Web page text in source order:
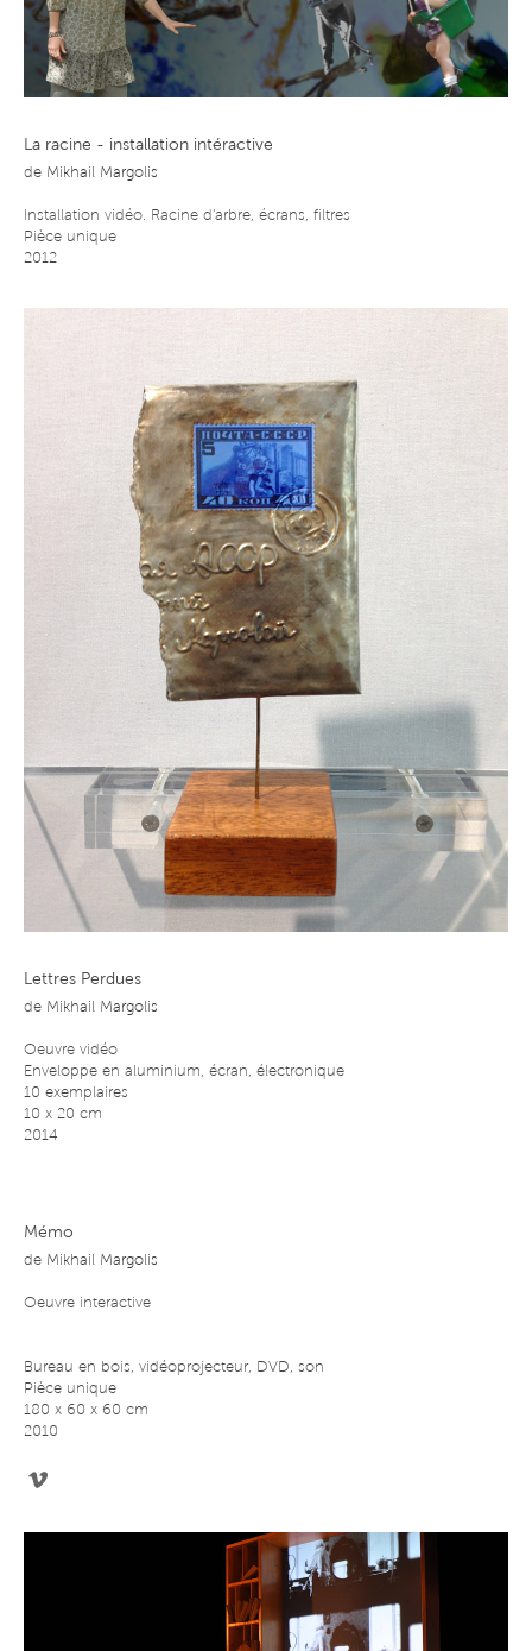
La racine - installation intéractive
de Mikhail Margolis
Installation vidéo. Racine d'arbre, écrans, filtres
Pièce unique
2012
Lettres Perdues
de Mikhail Margolis
Oeuvre vidéo
Enveloppe en aluminium, écran, électronique
10 exemplaires
10 x 20 cm
2014
Mémo
de Mikhail Margolis
Oeuvre interactive
Bureau en bois, vidéoprojecteur, DVD, son
Pièce unique
180 x 60 x 60 cm
2010